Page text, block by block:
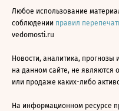
Любое использование
соблюдении правил
vedomosti.ru
Новости, аналитика,
на данном сайте, не являются
или продаже каких-либо
На информационном ресурсе